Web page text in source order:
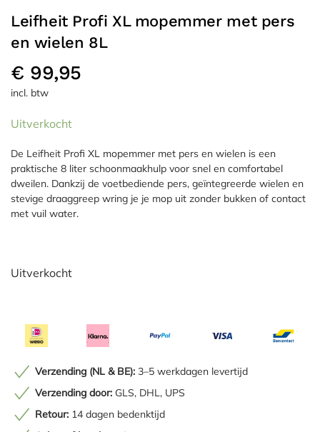
Leifheit Profi XL mopemmer met pers
en wielen 8L
€ 99,95
incl. btw
Uitverkocht
De Leifheit Profi XL mopemmer met pers en wielen is een
praktische 8 liter schoonmaakhulp voor snel en comfortabel
dweilen. Dankzij de voetbediende pers, geïntegreerde wielen en
stevige draaggreep wring je je mop uit zonder bukken of contact
met vuil water.
Uitverkocht
Verzending (NL & BE): 3–5 werkdagen levertijd
Verzending door: GLS, DHL, UPS
Retour: 14 dagen bedenktijd